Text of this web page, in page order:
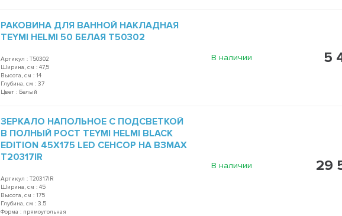
РАКОВИНА ДЛЯ ВАННОЙ НАКЛАДНАЯ
TEYMI HELMI 50 БЕЛАЯ T50302
Артикул : T50302
Ширина, см : 47,5
Высота, см : 14
Глубина, см : 37
Цвет : Белый
В наличии 5
ЗЕРКАЛО НАПОЛЬНОЕ С ПОДСВЕТКОЙ
В ПОЛНЫЙ РОСТ TEYMI HELMI BLACK
EDITION 45Х175 LED СЕНСОР НА ВЗМАХ
T20317IR
Артикул : T20317IR
Ширина, см : 45
Высота, см : 175
Глубина, см : 3.5
Форма : прямоугольная
В наличии 29